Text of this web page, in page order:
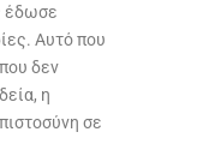
έδωσε
Αυτό που
δεν
η
σε